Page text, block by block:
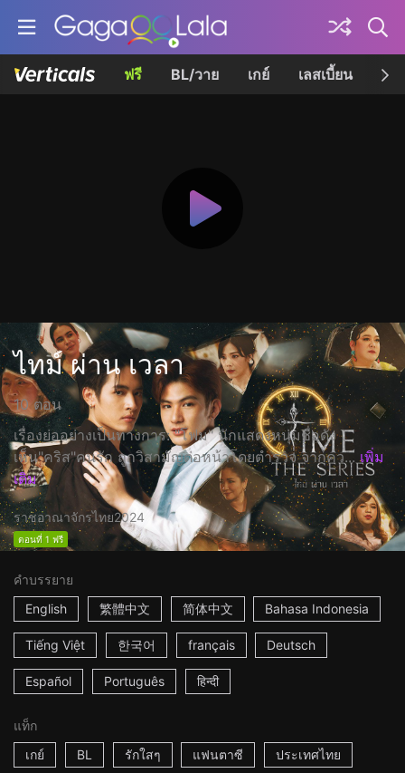
ฟรี BL/วาย เกย์ เลสเบี้ยน เค
ไทม์ ผ่าน เวลา
10 ตอน
เรื่องย่ออย่างเป็นทางการ: "โฟม" นักแสดงหนุ่มชื่อดัง
เห็น"คริส"คนรัก ถูกวิสามัญต่อหน้าโดยตำรวจ จากคว... เพิ่ม
เติม
ราชอาณาจักรไทย2024
ตอนที่ 1 ฟรี
คำบรรยาย
English
繁體中文 简体中文 Bahasa Indonesia
Tiếng Việt 한국어 français Deutsch
Español Português हिन्दी
แท็ก
เกย์
BL รักใสๆ แฟนตาซี ประเทศไทย